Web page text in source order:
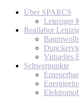
Über SPARCS
Leipziger
Reallabor Leipzig
Virtuelles
Schwerpunkte